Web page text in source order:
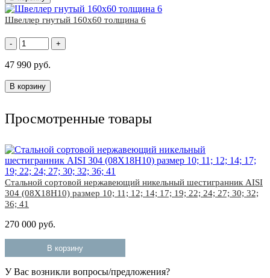
Швеллер гнутый 160x60 толщина 6
- +
47 990 руб.
В корзину
Просмотренные товары
Стальной сортовой нержавеющий никельный шестигранник AISI
304 (08Х18Н10) размер 10; 11; 12; 14; 17; 19; 22; 24; 27; 30; 32;
36; 41
270 000 руб.
В корзину
У Вас возникли вопросы/предложения?